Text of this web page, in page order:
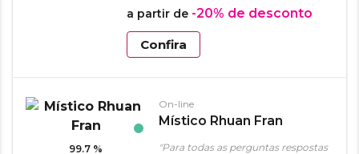
a partir de -20% de desconto
Confira
99.7 %
On-line
Místico Rhuan Fran
"Para todas as perguntas respostas